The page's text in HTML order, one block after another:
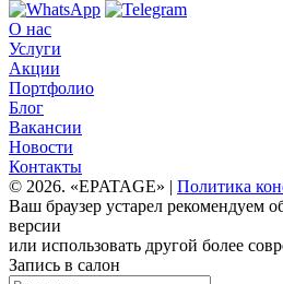
О нас
Услуги
Акции
Портфолио
Блог
Вакансии
Новости
Контакты
© 2026. «EPATAGE» | Политика
Ваш браузер устарел рекомендуем
версии
или использовать другой более
Запись в салон